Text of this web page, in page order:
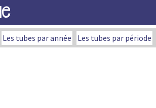
Les tubes par année Les tubes par période